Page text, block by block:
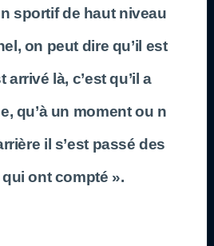
sportif de haut niveau
on peut dire qu’il est
arrivé là, c’est qu’il a
qu’à un moment ou n
il s’est passé des
ont compté ».